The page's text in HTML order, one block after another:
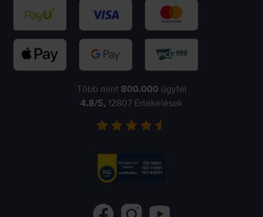
Több mint 800.000 ügyfél
4.8/5, 12807 Értékelések